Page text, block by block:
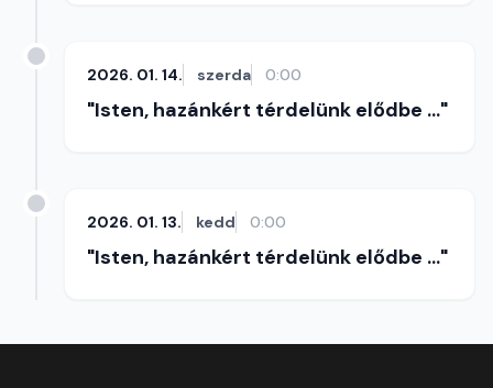
2026. 01. 14. szerda 0:00
"Isten, hazánkért térdelünk elődbe ..."
2026. 01. 13. kedd 0:00
"Isten, hazánkért térdelünk elődbe ..."